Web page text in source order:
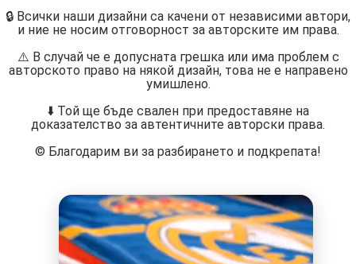
🔒 Всички наши дизайни са качени от независими автори,
и ние не носим отговорност за авторските им права.
⚠️ В случай че е допусната грешка или има проблем с
авторското право на някой дизайн, това не е направено
умишлено.
⬇️ Той ще бъде свален при предоставяне на
доказателство за автентичните авторски права.
©️ Благодарим ви за разбирането и подкрепата!